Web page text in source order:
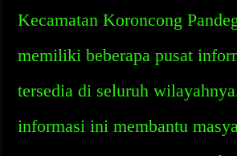
Kecamatan Koroncong
memiliki beberapa pusat
tersedia di seluruh
informasi ini membantu